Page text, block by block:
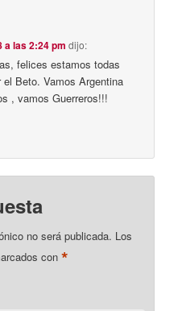
a las 2:24 pm dijo:
felices estamos todas
Beto. Vamos Argentina
, vamos Guerreros!!!
no será publicada. Los
con*